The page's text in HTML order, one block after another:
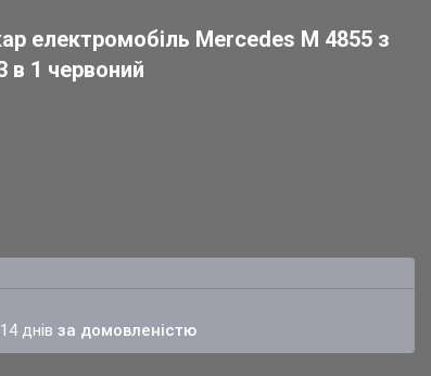
електромобіль Mercedes М 4855 з
в 1 червоний
днівза домовленістю